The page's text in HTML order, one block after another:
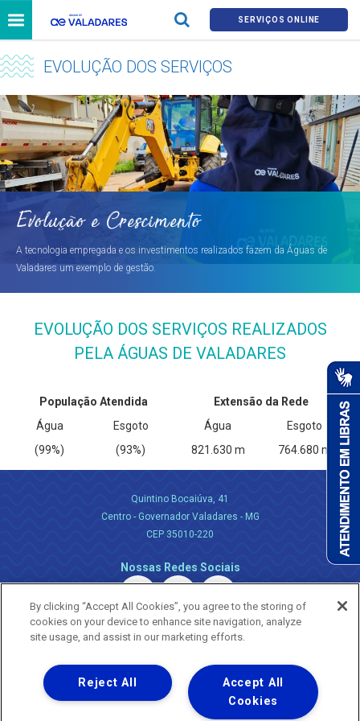
SERVIÇOS ONLINE
EVOLUÇÃO DOS SERVIÇOS
Evolução e Crescimento
A tecnologia empregada e os investimentos realizados fazem da Águas de
Valadares um exemplo de gestão.
EVOLUÇÃO DOS SERVIÇOS REALIZADOS
PELA ÁGUAS DE VALADARES
População Atendida
Extensão da Rede
Água
Esgoto Água
Esgoto
(99%)
(93%) 821.630 m 764.680 m
Quintino Bocaiúva, 41
Centro - Governador Valadares - MG
CEP 35010-220
Nossas Redes Sociais
Copyright ® 2026 - Todos os Direitos Reservados.
By clicking “Accept All Cookies”, you agree to the storing of
cookies on your device to enhance site navigation, analyze
site usage, and assist in our marketing efforts.
Accept All
Cookies
Reject All